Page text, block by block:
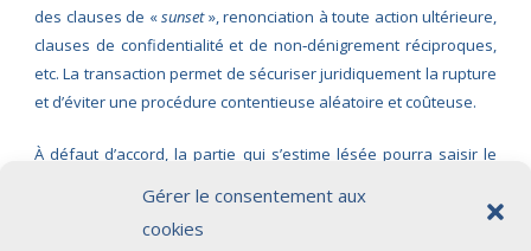
Gérer le consentement aux
cookies
des clauses de «sunset», renonciation à toute action ultérieure,
clauses de confidentialité et de non‑dénigrement réciproques,
etc. La transaction permet de sécuriser juridiquement la rupture
et d’éviter une procédure contentieuse aléatoire et coûteuse.
À défaut d’accord, la partie qui s’estime lésée pourra saisir le
de la nature civile et commerciale des relations) pour faire
trancher le litige : contestation du taux ou de l’assiette de la